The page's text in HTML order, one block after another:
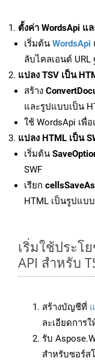
ตั้งค่า WordsApi แ
เริ่มต้น WordsApi
ลับไคลเอนต์
แปลง TSV เป็น
สร้าง
และรูปแบบเป็น
ใช้ WordsApi เพื่
แปลง HTML เป็น
เริ่มต้น
SWF
เรียก
HTML เป็นรูปแบบ
เริ่มใช้ประโ
API สำหรับ
สร้างบัญชีที่
ละเอียดการ
รับ
สำหรับซอร์ส